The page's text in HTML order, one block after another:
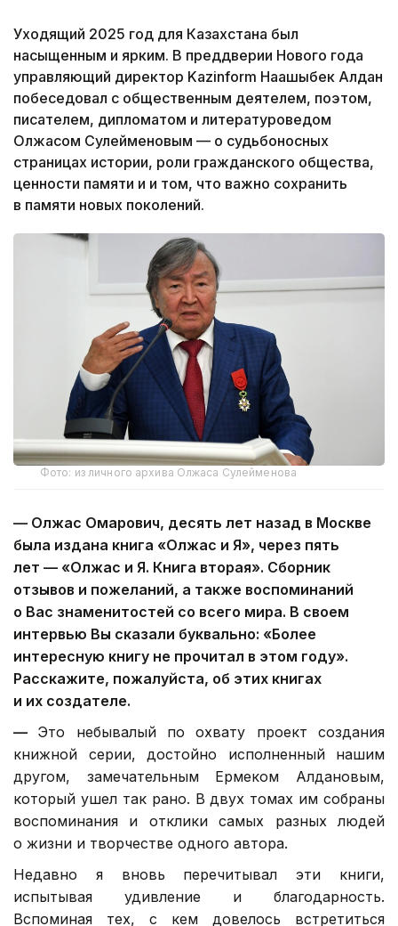
Уходящий 2025 год для Казахстана был
насыщенным и ярким. В преддверии Нового года
управляющий директор Kazinform Нағашыбек Алдан
побеседовал с общественным деятелем, поэтом,
писателем, дипломатом и литературоведом
Олжасом Сулейменовым — о судьбоносных
страницах истории, роли гражданского общества,
ценности памяти и и том, что важно сохранить
в памяти новых поколений.
Фото: из личного архива Олжаса Сулейменова
— Олжас Омарович, десять лет назад в Москве
была издана книга «Олжас и Я», через пять
лет — «Олжас и Я. Книга вторая». Сборник
отзывов и пожеланий, а также воспоминаний
о Вас знаменитостей со всего мира. В своем
интервью Вы сказали буквально: «Более
интересную книгу не прочитал в этом году».
Расскажите, пожалуйста, об этих книгах
и их создателе.
— Это небывалый по охвату проект создания
книжной серии, достойно исполненный нашим
другом, замечательным Ермеком Алдановым,
который ушел так рано. В двух томах им собраны
воспоминания и отклики самых разных людей
о жизни и творчестве одного автора.
Недавно я вновь перечитывал эти книги,
испытывая удивление и благодарность.
Вспоминая тех, с кем довелось встретиться